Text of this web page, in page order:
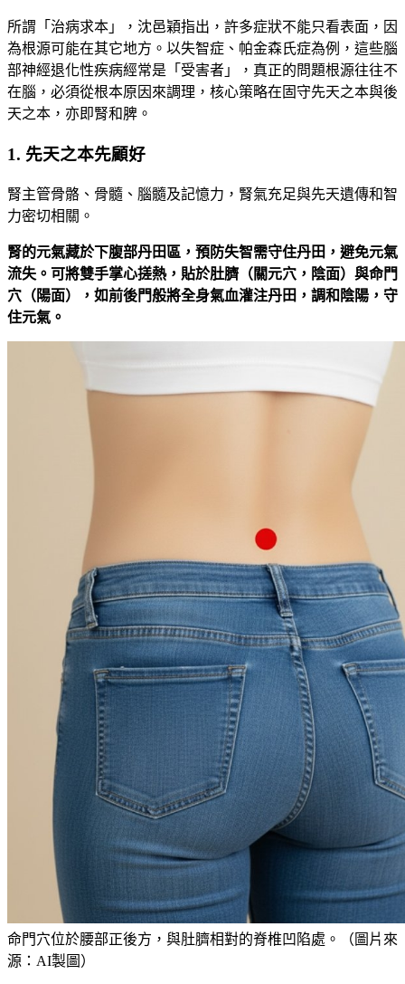
所謂「治病求本」，沈邑穎指出，許多症狀不能只看表面，因
為根源可能在其它地方。以失智症、帕金森氏症為例，這些腦
部神經退化性疾病經常是「受害者」，真正的問題根源往往不
在腦，必須從根本原因來調理，核心策略在固守先天之本與後
天之本，亦即腎和脾。
1. 先天之本先顧好
腎主管骨骼、骨髓、腦髓及記憶力，腎氣充足與先天遺傳和智
力密切相關。
腎的元氣藏於下腹部丹田區，預防失智需守住丹田，避免元氣
流失。可將雙手掌心搓熱，貼於肚臍（關元穴，陰面）與命門
穴（陽面），如前後門般將全身氣血灌注丹田，調和陰陽，守
住元氣。
命門穴位於腰部正後方，與肚臍相對的脊椎凹陷處。（圖片來
源：AI製圖）